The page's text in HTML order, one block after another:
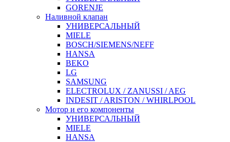
GORENJE
Наливной клапан
УНИВЕРСАЛЬНЫЙ
MIELE
BOSCH/SIEMENS/NEFF
HANSA
BEKO
LG
SAMSUNG
ELECTROLUX / ZANUSSI / AEG
INDESIT / ARISTON / WHIRLPOOL
Мотор и его компоненты
УНИВЕРСАЛЬНЫЙ
MIELE
HANSA